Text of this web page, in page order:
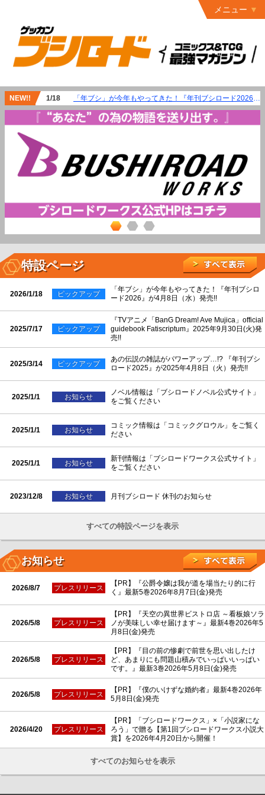
メニュー
最終号
連載作品
発行書籍
読者ページ
お問い合わせ
コミックグロウル
NEW!! 1/18
特設ページ
2026/1/18 ピックアップ
「年ブシ」が今年もやってきた！『年刊ブシロ
ード2026』が4月8日（水）発売!!
2025/7/17 ピックアップ
『TVアニメ「BanG Dream! Ave Mujica」official
guidebook Fatiscriptum』2025年9月30日(火)発
売!!
2025/3/14 ピックアップ
あの伝説の雑誌がパワーアップ…!? 『年刊ブシ
ロード2025』が2025年4月8日（火）発売!!
2025/1/1 お知らせ
ノベル情報は「ブシロードノベル公式サイト」
をご覧ください
2025/1/1 お知らせ
コミック情報は「コミックグロウル」をご覧く
ださい
2025/1/1 お知らせ
新刊情報は「ブシロードワークス公式サイト」
をご覧ください
2023/12/8 お知らせ 月刊ブシロード 休刊のお知らせ
すべての特設ページを表示
お知らせ
2026/8/7 プレスリリース
【PR】『公爵令嬢は我が道を場当たり的に行
く』最新5巻2026年8月7日(金)発売
2026/5/8 プレスリリース
【PR】『天空の異世界ビストロ店 ～看板娘ソラ
ノが美味しい幸せ届けます～』最新4巻2026年5
月8日(金)発売
2026/5/8 プレスリリース
【PR】『目の前の惨劇で前世を思い出したけ
ど、あまりにも問題山積みでいっぱいいっぱい
です。』最新3巻2026年5月8日(金)発売
2026/5/8 プレスリリース
【PR】『僕のいけずな婚約者』最新4巻2026年
5月8日(金)発売
2026/4/20 プレスリリース
【PR】「ブシロードワークス」×「小説家にな
ろう」で贈る【第1回ブシロードワークス小説大
賞】を2026年4月20日から開催！
すべてのお知らせを表示